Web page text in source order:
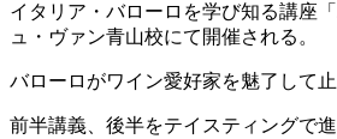
イタリア・バローロを学び知る講座
ュ・ヴァン青山校にて開催される。
バローロがワイン愛好家を魅了して
前半講義、後半をテイスティングで